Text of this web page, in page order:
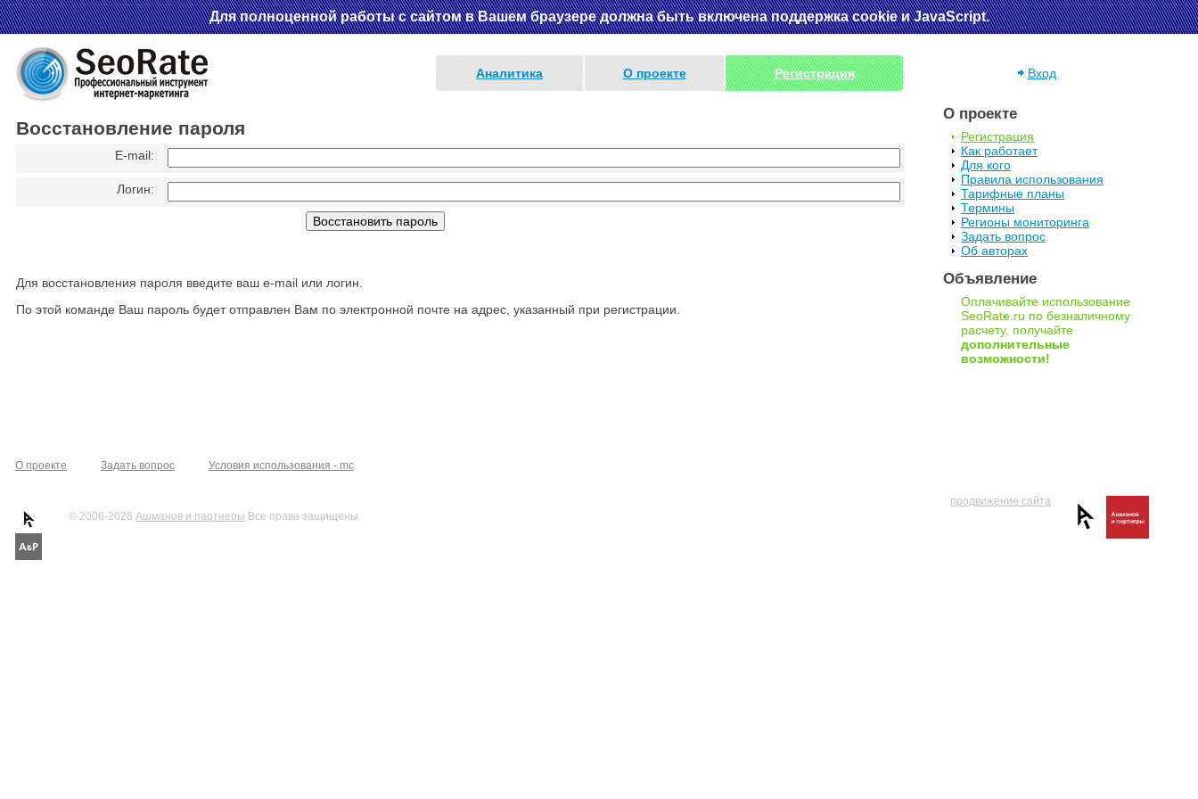
Для полноценной работы с сайтом в Вашем браузере должна быть включена поддержка cookie и JavaScript.
Аналитика О проекте Регистрация Вход
Восстановление пароля
E-mail:
Логин:
Для восстановления пароля введите ваш e-mail или логин.
По этой команде Ваш пароль будет отправлен Вам по электронной почте на адрес, указанный при регистрации.
О проекте
Регистрация
Как работает
Для кого
Правила использования
Тарифные планы
Термины
Регионы мониторинга
Задать вопрос
Об авторах
Объявление
Оплачивайте использование
SeoRate.ru по безналичному
расчету, получайте
дополнительные
возможности!
О проекте Задать вопрос Условия использования - mc
© 2006-2026 Ашманов и партнеры Все права защищены
продвижение сайта